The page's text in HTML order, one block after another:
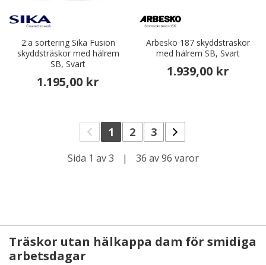
2:a sortering Sika Fusion
skyddsträskor med hälrem
SB, Svart
1.195,00 kr
Arbesko 187 skyddsträskor
med hälrem SB, Svart
1.939,00 kr
1 2 3
Sida 1 av 3 | 36 av 96 varor
Träskor utan hälkappa dam för smidiga
arbetsdagar